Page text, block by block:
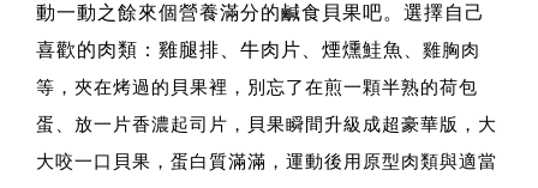
動一動之餘來個營養滿分的鹹食貝果吧。選擇自己
喜歡的肉類：雞腿排、牛肉片、煙燻鮭魚
、雞胸肉
等，夾在烤過的貝果裡，別忘了在煎一顆半熟的荷包
蛋、放一片香濃起司片，貝果瞬間升級成超豪華版，大
大咬一口貝果，蛋白質滿滿，運動後用原型肉類與適當